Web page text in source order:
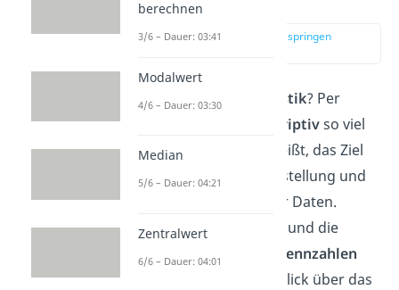
zur Stelle im Video springen
Was istdeskriptive Statistik? Per
Definition bedeutet
deskriptivso viel
wiebeschreibend
. Das heißt, das Ziel
ist die übersichtliche Darstellung und
Aufbereitung empirischer Daten.
DurchTabellen
und die
Bestimmung relevanter
Kennzahlen
möchte man einen Überblick über das
berechnen
3/6 – Dauer: 03:41
Modalwert
4/6 – Dauer: 03:30
Median
5/6 – Dauer: 04:21
Zentralwert
6/6 – Dauer: 04:01